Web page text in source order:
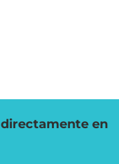
directamente en